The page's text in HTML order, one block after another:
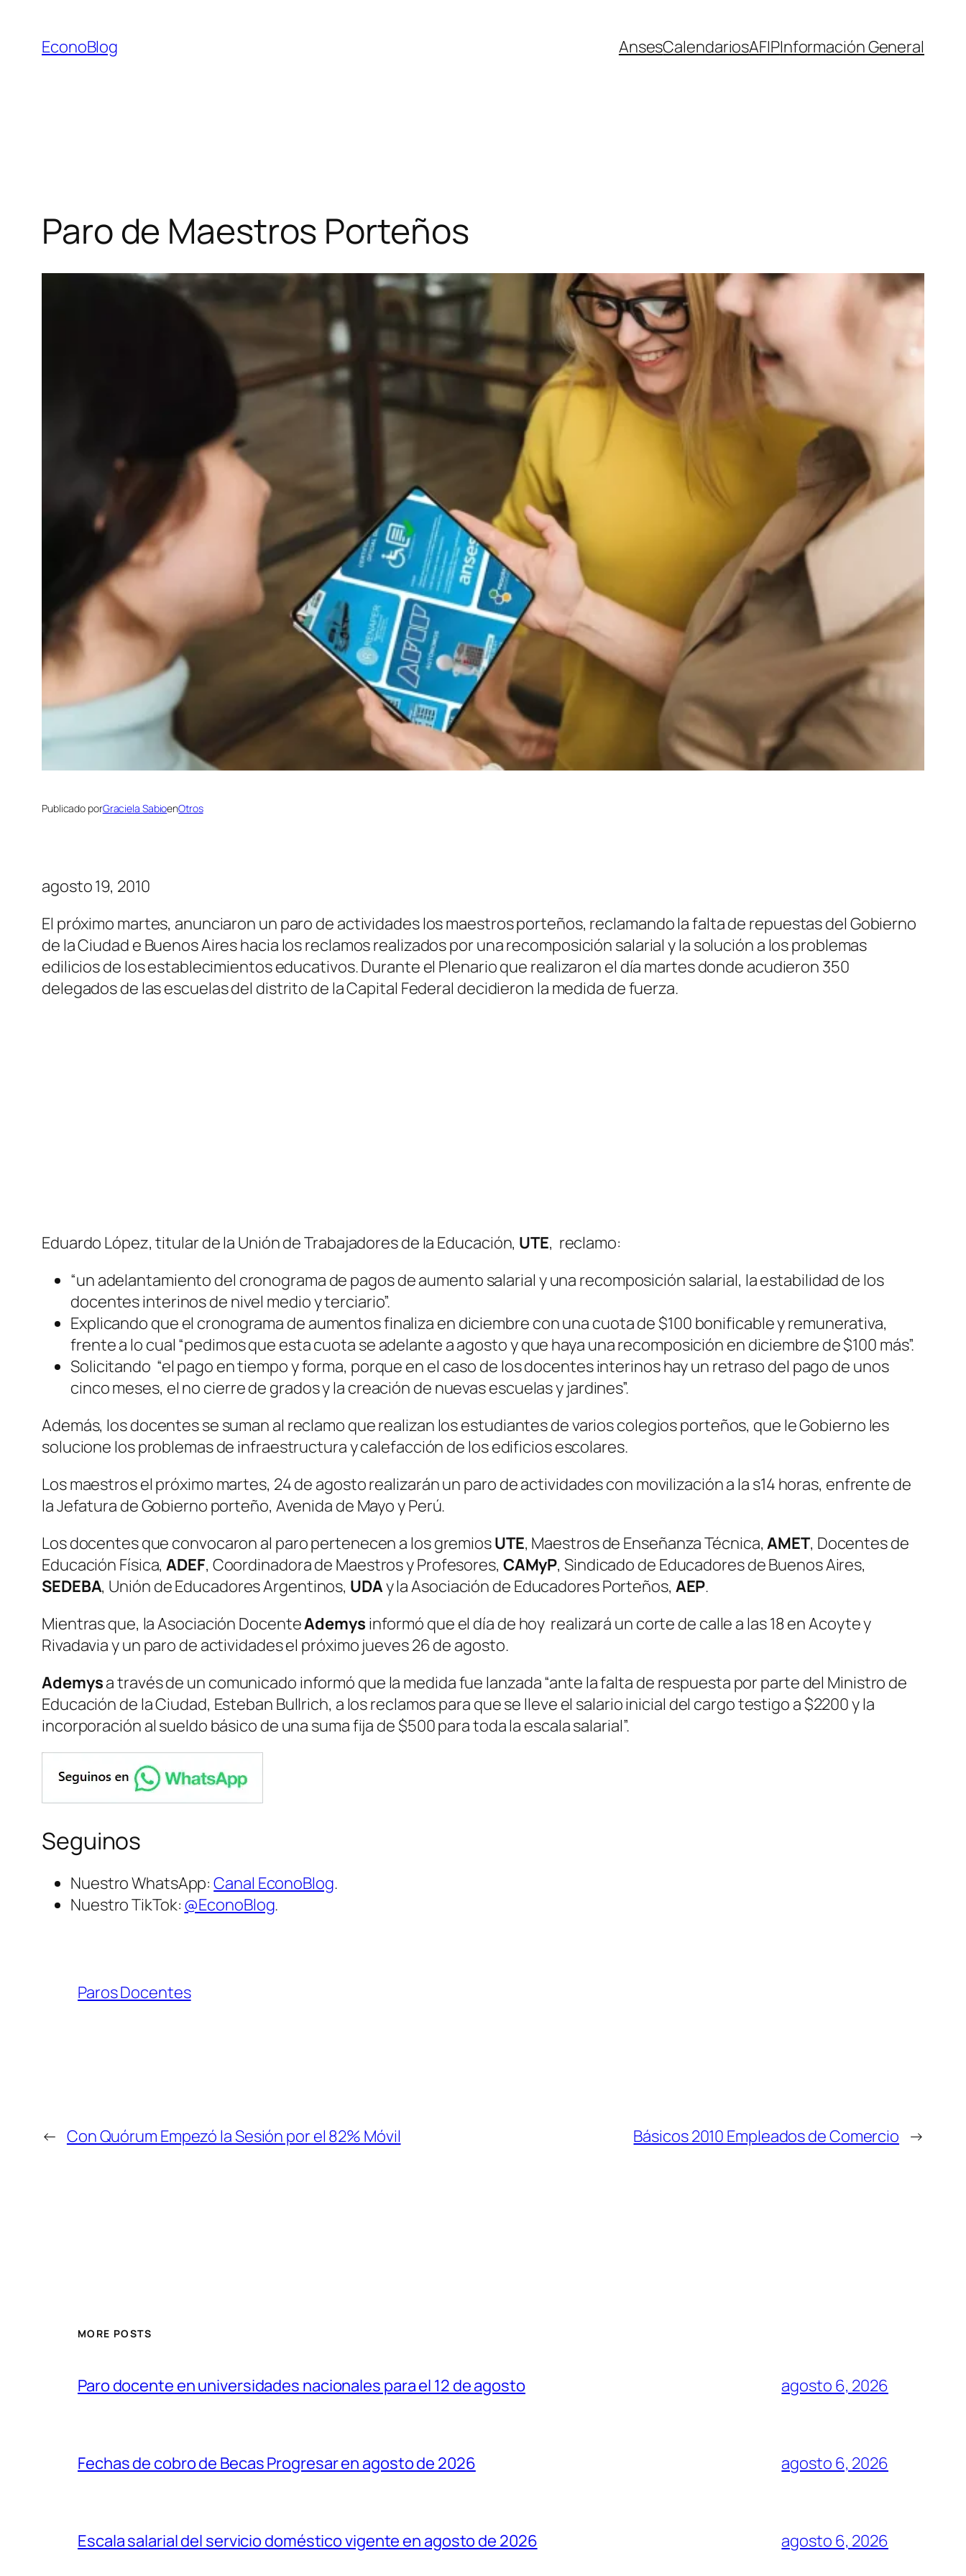
contenido
EconoBlog AnsesCalendariosAFIPInformación General
Paro de Maestros Porteños
Publicado porGraciela SabioenOtros
agosto 19, 2010
El próximo martes, anunciaron un paro de actividades los maestros porteños, reclamando la falta de repuestas del Gobierno
de la Ciudad e Buenos Aires hacia los reclamos realizados por una recomposición salarial y la solución a los problemas
edilicios de los establecimientos educativos. Durante el Plenario que realizaron el día martes donde acudieron 350
delegados de las escuelas del distrito de la Capital Federal decidieron la medida de fuerza.
Eduardo López, titular de la Unión de Trabajadores de la Educación, UTE, reclamo:
“un adelantamiento del cronograma de pagos de aumento salarial y una recomposición salarial, la estabilidad de los
docentes interinos de nivel medio y terciario”.
Explicando que el cronograma de aumentos finaliza en diciembre con una cuota de $100 bonificable y remunerativa,
frente a lo cual “pedimos que esta cuota se adelante a agosto y que haya una recomposición en diciembre de $100 más”.
Solicitando “el pago en tiempo y forma, porque en el caso de los docentes interinos hay un retraso del pago de unos
cinco meses, el no cierre de grados y la creación de nuevas escuelas y jardines”.
Además, los docentes se suman al reclamo que realizan los estudiantes de varios colegios porteños, que le Gobierno les
solucione los problemas de infraestructura y calefacción de los edificios escolares.
Los maestros el próximo martes, 24 de agosto realizarán un paro de actividades con movilización a la s14 horas, enfrente de
la Jefatura de Gobierno porteño, Avenida de Mayo y Perú.
Los docentes que convocaron al paro pertenecen a los gremiosUTE, Maestros de Enseñanza Técnica,AMET, Docentes de
Educación Física,ADEF, Coordinadora de Maestros y Profesores, CAMyP, Sindicado de Educadores de Buenos Aires,
SEDEBA, Unión de Educadores Argentinos, UDAy la Asociación de Educadores Porteños, AEP.
Mientras que, la Asociación DocenteAdemys informó que el día de hoy realizará un corte de calle a las 18 en Acoyte y
Rivadavia y un paro de actividades el próximo jueves 26 de agosto.
Ademysa través de un comunicado informó que la medida fue lanzada “ante la falta de respuesta por parte del Ministro de
Educación de la Ciudad, Esteban Bullrich, a los reclamos para que se lleve el salario inicial del cargo testigo a $2200 y la
incorporación al sueldo básico de una suma fija de $500 para toda la escala salarial”.
Seguinos
Nuestro WhatsApp:Canal EconoBlog.
Nuestro TikTok: @EconoBlog.
Paros Docentes
← Con Quórum Empezó la Sesión por el 82% Móvil Básicos 2010 Empleados de Comercio →
MORE POSTS
Paro docente en universidades nacionales para el 12 de agosto agosto 6, 2026
Fechas de cobro de Becas Progresar en agosto de 2026 agosto 6, 2026
Escala salarial del servicio doméstico vigente en agosto de 2026 agosto 6, 2026